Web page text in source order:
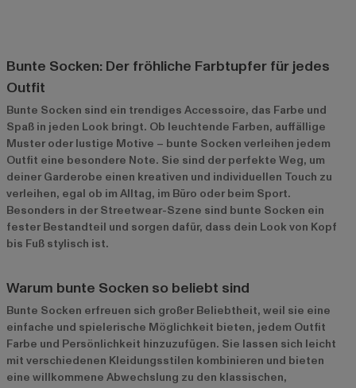
Bunte Socken: Der fröhliche Farbtupfer für jedes
Outfit
Bunte Socken sind ein trendiges Accessoire, das Farbe und
Spaß in jeden Look bringt. Ob leuchtende Farben, auffällige
Muster oder lustige Motive – bunte Socken verleihen jedem
Outfit eine besondere Note. Sie sind der perfekte Weg, um
deiner Garderobe einen kreativen und individuellen Touch zu
verleihen, egal ob im Alltag, im Büro oder beim Sport.
Besonders in der Streetwear-Szene sind bunte Socken ein
fester Bestandteil und sorgen dafür, dass dein Look von Kopf
bis Fuß stylisch ist.
Warum bunte Socken so beliebt sind
Bunte Socken erfreuen sich großer Beliebtheit, weil sie eine
einfache und spielerische Möglichkeit bieten, jedem Outfit
Farbe und Persönlichkeit hinzuzufügen. Sie lassen sich leicht
mit verschiedenen Kleidungsstilen kombinieren und bieten
eine willkommene Abwechslung zu den klassischen,